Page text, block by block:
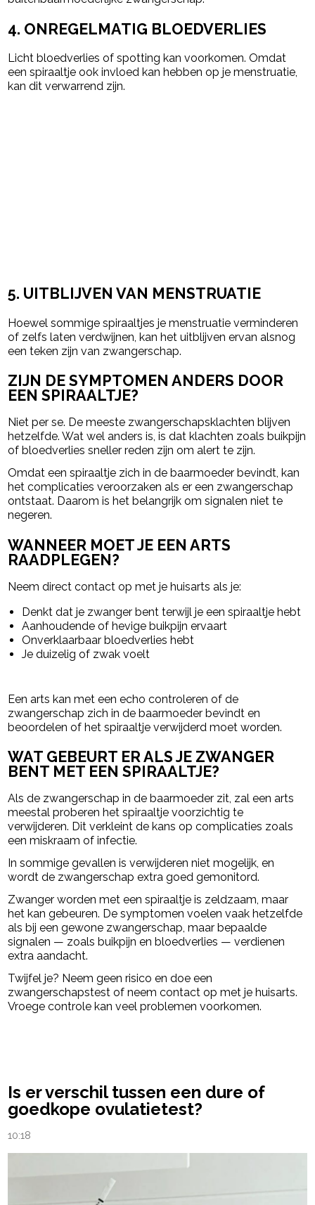
4. ONREGELMATIG BLOEDVERLIES
Licht bloedverlies of spotting kan voorkomen. Omdat
een spiraaltje ook invloed kan hebben op je menstruatie,
kan dit verwarrend zijn.
5. UITBLIJVEN VAN MENSTRUATIE
Hoewel sommige spiraaltjes je menstruatie verminderen
of zelfs laten verdwijnen, kan het uitblijven ervan alsnog
een teken zijn van zwangerschap.
ZIJN DE SYMPTOMEN ANDERS DOOR
EEN SPIRAALTJE?
Niet per se. De meeste zwangerschapsklachten blijven
hetzelfde. Wat wel anders is, is dat klachten zoals buikpijn
of bloedverlies sneller reden zijn om alert te zijn.
Omdat een spiraaltje zich in de baarmoeder bevindt, kan
het complicaties veroorzaken als er een zwangerschap
ontstaat. Daarom is het belangrijk om signalen niet te
negeren.
WANNEER MOET JE EEN ARTS
RAADPLEGEN?
Neem direct contact op met je huisarts als je:
Denkt dat je zwanger bent terwijl je een spiraaltje hebt
Aanhoudende of hevige buikpijn ervaart
Onverklaarbaar bloedverlies hebt
Je duizelig of zwak voelt
Een arts kan met een echo controleren of de
zwangerschap zich in de baarmoeder bevindt en
beoordelen of het spiraaltje verwijderd moet worden.
WAT GEBEURT ER ALS JE ZWANGER
BENT MET EEN SPIRAALTJE?
Als de zwangerschap in de baarmoeder zit, zal een arts
meestal proberen het spiraaltje voorzichtig te
verwijderen. Dit verkleint de kans op complicaties zoals
een miskraam of infectie.
In sommige gevallen is verwijderen niet mogelijk, en
wordt de zwangerschap extra goed gemonitord.
Zwanger worden met een spiraaltje is zeldzaam, maar
het kan gebeuren. De symptomen voelen vaak hetzelfde
als bij een gewone zwangerschap, maar bepaalde
signalen — zoals buikpijn en bloedverlies — verdienen
extra aandacht.
Twijfel je? Neem geen risico en doe een
zwangerschapstest of neem contact op met je huisarts.
Vroege controle kan veel problemen voorkomen.
Is er verschil tussen een dure of
goedkope ovulatietest?
10:18